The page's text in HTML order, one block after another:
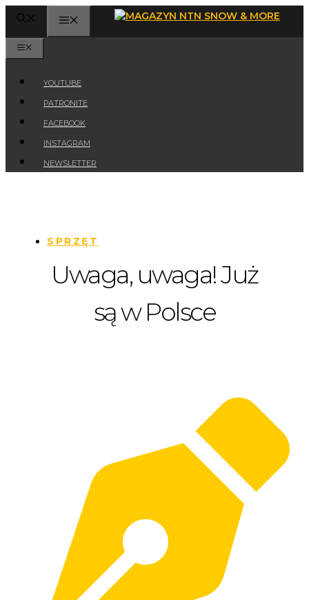
Przejdź
treści
YOUTUBE
PATRONITE
FACEBOOK
INSTAGRAM
NEWSLETTER
SPRZĘT
Uwaga, uwaga! Już
są w Polsce